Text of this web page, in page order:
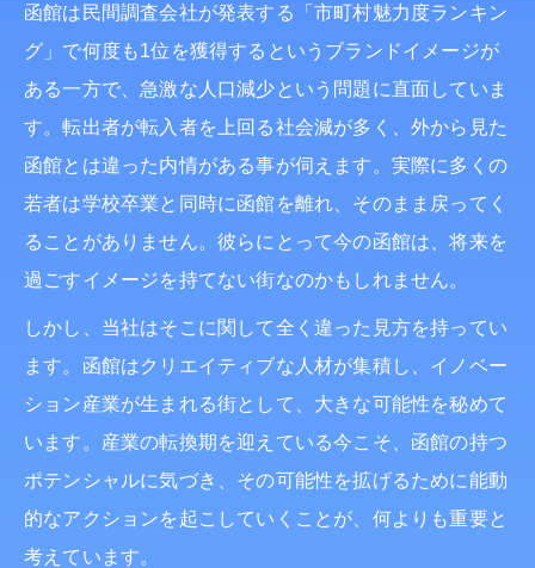
函館は民間調査会社が発表する「市町村魅力度ランキン
グ」で何度も1位を獲得するというブランドイメージが
ある一方で、急激な人口減少という問題に直面していま
す。転出者が転入者を上回る社会減が多く、外から見た
函館とは違った内情がある事が伺えます。実際に多くの
若者は学校卒業と同時に函館を離れ、そのまま戻ってく
ることがありません。彼らにとって今の函館は、将来を
過ごすイメージを持てない街なのかもしれません。
しかし、当社はそこに関して全く違った見方を持ってい
ます。函館はクリエイティブな人材が集積し、イノベー
ション産業が生まれる街として、大きな可能性を秘めて
います。産業の転換期を迎えている今こそ、函館の持つ
ポテンシャルに気づき、その可能性を拡げるために能動
的なアクションを起こしていくことが、何よりも重要と
考えています。